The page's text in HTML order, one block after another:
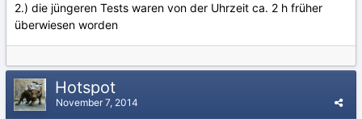
2.) die jüngeren Tests waren von der Uhrzeit ca. 2 h früher
überwiesen worden
Hotspot
November 7, 2014